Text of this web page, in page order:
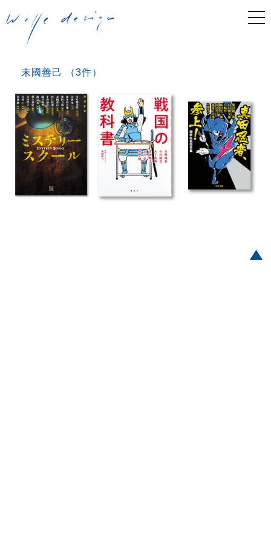
末國善己 （3件）